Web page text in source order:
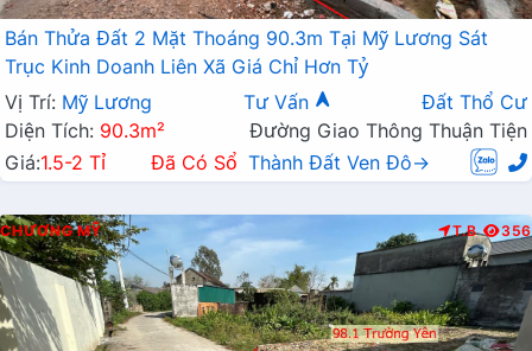
Bán Thửa Đất 2 Mặt Thoáng 90.3m Tại Mỹ Lương Sát
Trục Kinh Doanh Liên Xã Giá Chỉ Hơn Tỷ
Vị Trí: Mỹ Lương Tư Vấn
Đất Thổ Cư
Diện Tích: 90.3m²
Đường Giao Thông Thuận Tiện
Giá:1.5-2 Tỉ Đã Có Sổ Thành Đất Ven Đô→
CHƯƠNG MỸ T.B 356